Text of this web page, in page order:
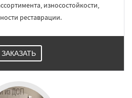
износостойкости,
реставрации.
ЗАКАЗАТЬ